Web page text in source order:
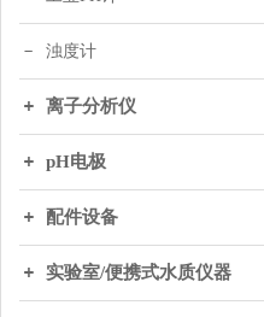
浊度计
离子分析仪
pH电极
配件设备
实验室/便携式水质仪器